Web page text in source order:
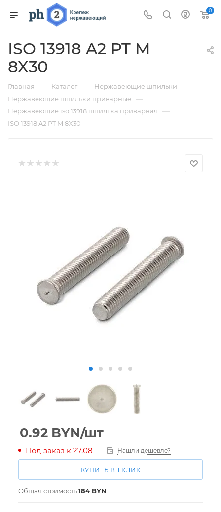
0
ISO 13918 A2 PT M
8X30
Главная — Каталог — Нержавеющие шпильки —
Нержавеющие шпильки приварные —
Нержавеющие iso 13918 шпилька приварная —
ISO 13918 A2 PT M 8X30
0.92 BYN/шт
Под заказ к 27.08 Нашли дешевле?
КУПИТЬ В 1 КЛИК
Общая стоимость184 BYN